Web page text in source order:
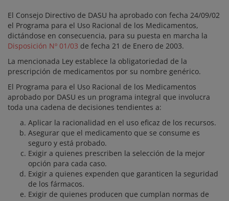
El Consejo Directivo de DASU ha aprobado con fecha 24/09/02
el Programa para el Uso Racional de los Medicamentos,
dictándose en consecuencia, para su puesta en marcha la
Disposición Nº 01/03 de fecha 21 de Enero de 2003.
La mencionada Ley establece la obligatoriedad de la
prescripción de medicamentos por su nombre genérico.
El Programa para el Uso Racional de los Medicamentos
aprobado por DASU es un programa integral que involucra
toda una cadena de decisiones tendientes a:
Aplicar la racionalidad en el uso eficaz de los recursos.
Asegurar que el medicamento que se consume es
seguro y está probado.
Exigir a quienes prescriben la selección de la mejor
opción para cada caso.
Exigir a quienes expenden que garanticen la seguridad
de los fármacos.
Exigir de quienes producen que cumplan normas de